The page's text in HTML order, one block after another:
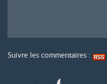
Suivre les commentaires :